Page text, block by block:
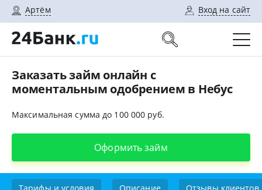
Артём Вход на сайт
Заказать займ онлайн с
моментальным одобрением в Небус
Максимальная сумма до 100 000 руб.
Оформить займ